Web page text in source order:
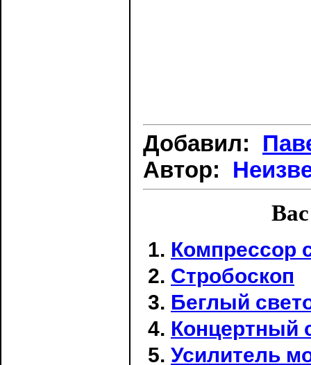
Добавил:
Автор:
Компрессор
Стробоскоп
Беглый
Концертный
Усилитель